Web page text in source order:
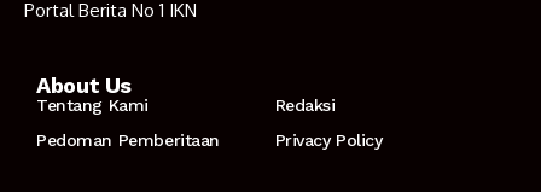
Portal Berita No 1 IKN
About Us
Tentang Kami
Redaksi
Pedoman Pemberitaan
Privacy Policy